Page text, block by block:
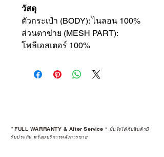
วัสดุ
ตัวกระเป๋า (BODY): ไนลอน 100%
ส่วนตาข่าย (MESH PART):
โพลีเอสเตอร์ 100%
*FULL WARRANTY & After Service * มั่นใจได้กับสินค้ามี
รับประกัน พร้อมบริการหลังการขาย